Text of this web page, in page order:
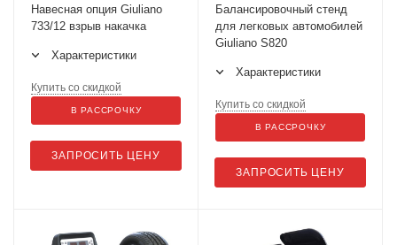
Навесная опция Giuliano
733/12 взрыв накачка
Характеристики
ЗАПРОСИТЬ ЦЕНУ
Купить со скидкой
В РАССРОЧКУ
Балансировочный стенд
для легковых автомобилей
Giuliano S820
Характеристики
ЗАПРОСИТЬ ЦЕНУ
Купить со скидкой
В РАССРОЧКУ